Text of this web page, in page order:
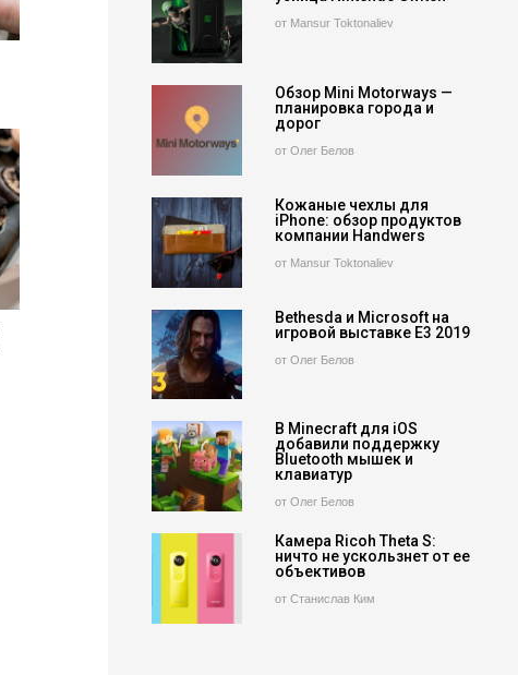
от Mansur Toktonaliev
Обзор Mini Motorways —
планировка города и
дорог
от Олег Белов
Кожаные чехлы для
iPhone: обзор продуктов
компании Handwers
от Mansur Toktonaliev
Bethesda и Microsoft на
игровой выставке E3 2019
от Олег Белов
В Minecraft для iOS
добавили поддержку
Bluetooth мышек и
клавиатур
от Олег Белов
Камера Ricoh Theta S:
ничто не ускользнет от ее
объективов
от Станислав Ким